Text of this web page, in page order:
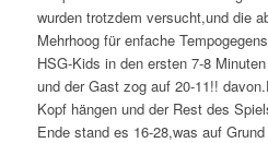
wurden trotzdem versucht,und die
Mehrhoog für enfache
HSG-Kids in den ersten 7-8
und der Gast zog auf 20-11!!
Kopf hängen und der Rest des
Ende stand es 16-28,was auf